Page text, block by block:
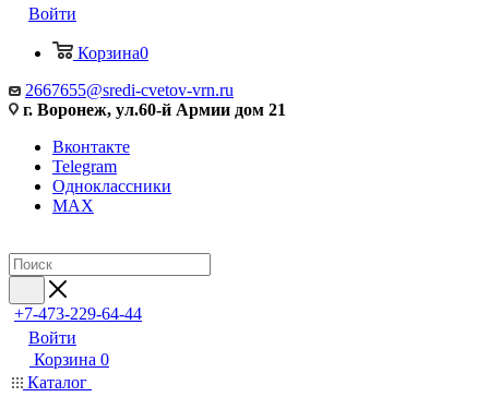
Войти
Корзина0
2667655@sredi-cvetov-vrn.ru
г. Воронеж, ул.60-й Армии дом 21
Вконтакте
Telegram
Одноклассники
MAX
+7-473-229-64-44
Войти
Корзина 0
Каталог